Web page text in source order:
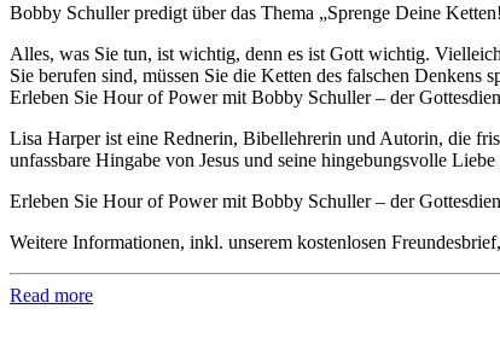
Bobby Schuller predigt über das Thema „Sprenge Deine
Alles, was Sie tun, ist wichtig, denn es ist Gott wichtig.
Sie berufen sind, müssen Sie die Ketten des falschen Denkens
Erleben Sie Hour of Power mit Bobby Schuller – der
Lisa Harper ist eine Rednerin, Bibellehrerin und Autorin, die
unfassbare Hingabe von Jesus und seine hingebungsvolle
Erleben Sie Hour of Power mit Bobby Schuller – der
Weitere Informationen, inkl. unserem kostenlosen
Read more